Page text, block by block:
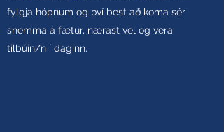
fylgja hópnum og því best að koma sér
snemma á fætur, nærast vel og vera
tilbúin/n í daginn.